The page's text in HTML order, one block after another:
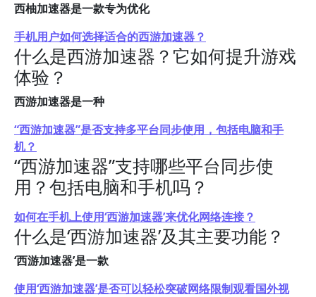
西柚加速器是一款专为优化
手机用户如何选择适合的西游加速器？
什么是西游加速器？它如何提升游戏
体验？
西游加速器是一种
“西游加速器”是否支持多平台同步使用，包括电脑和手
机？
“西游加速器”支持哪些平台同步使
用？包括电脑和手机吗？
如何在手机上使用‘西游加速器’来优化网络连接？
什么是‘西游加速器’及其主要功能？
‘西游加速器’是一款
使用‘西游加速器’是否可以轻松突破网络限制观看国外视